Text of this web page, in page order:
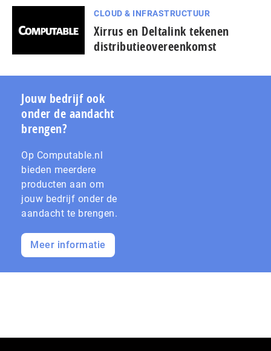
CLOUD & INFRASTRUCTUUR
Xirrus en Deltalink tekenen
distributieovereenkomst
Jouw bedrijf ook
onder de aandacht
brengen?
Op Computable.nl
bieden meerdere
producten aan om
jouw bedrijf onder de
aandacht te brengen.
Meer informatie